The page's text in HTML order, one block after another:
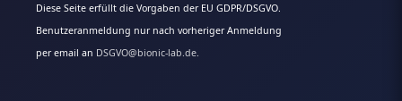
Diese Seite erfüllt die Vorgaben der EU GDPR/DSGVO.
Benutzeranmeldung nur nach vorheriger Anmeldung
per email an DSGVO@bionic-lab.de.